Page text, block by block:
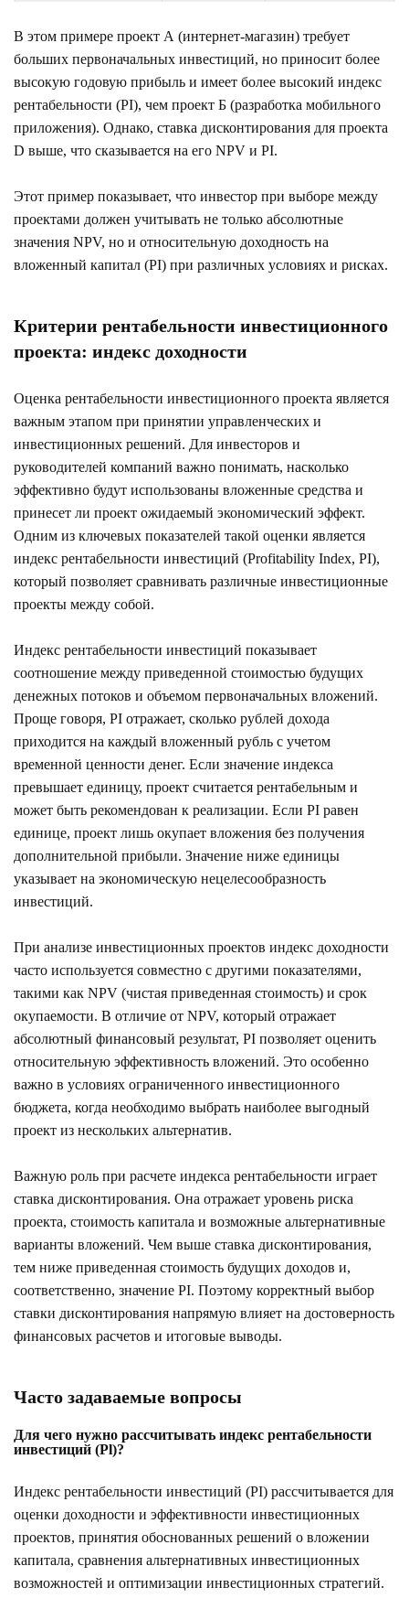
В этом примере проект А (интернет-магазин) требует
больших первоначальных инвестиций, но приносит более
высокую годовую прибыль и имеет более высокий индекс
рентабельности (PI), чем проект Б (разработка мобильного
приложения). Однако, ставка дисконтирования для проекта
D выше, что сказывается на его NPV и PI.
Этот пример показывает, что инвестор при выборе между
проектами должен учитывать не только абсолютные
значения NPV, но и относительную доходность на
вложенный капитал (PI) при различных условиях и рисках.
Критерии рентабельности инвестиционного
проекта: индекс доходности
Оценка рентабельности инвестиционного проекта является
важным этапом при принятии управленческих и
инвестиционных решений. Для инвесторов и
руководителей компаний важно понимать, насколько
эффективно будут использованы вложенные средства и
принесет ли проект ожидаемый экономический эффект.
Одним из ключевых показателей такой оценки является
индекс рентабельности инвестиций (Profitability Index, PI),
который позволяет сравнивать различные инвестиционные
проекты между собой.
Индекс рентабельности инвестиций показывает
соотношение между приведенной стоимостью будущих
денежных потоков и объемом первоначальных вложений.
Проще говоря, PI отражает, сколько рублей дохода
приходится на каждый вложенный рубль с учетом
временной ценности денег. Если значение индекса
превышает единицу, проект считается рентабельным и
может быть рекомендован к реализации. Если PI равен
единице, проект лишь окупает вложения без получения
дополнительной прибыли. Значение ниже единицы
указывает на экономическую нецелесообразность
инвестиций.
При анализе инвестиционных проектов индекс доходности
часто используется совместно с другими показателями,
такими как NPV (чистая приведенная стоимость) и срок
окупаемости. В отличие от NPV, который отражает
абсолютный финансовый результат, PI позволяет оценить
относительную эффективность вложений. Это особенно
важно в условиях ограниченного инвестиционного
бюджета, когда необходимо выбрать наиболее выгодный
проект из нескольких альтернатив.
Важную роль при расчете индекса рентабельности играет
ставка дисконтирования. Она отражает уровень риска
проекта, стоимость капитала и возможные альтернативные
варианты вложений. Чем выше ставка дисконтирования,
тем ниже приведенная стоимость будущих доходов и,
соответственно, значение PI. Поэтому корректный выбор
ставки дисконтирования напрямую влияет на достоверность
финансовых расчетов и итоговые выводы.
Часто задаваемые вопросы
Для чего нужно рассчитывать индекс рентабельности
инвестиций (Pl)?
Индекс рентабельности инвестиций (PI) рассчитывается для
оценки доходности и эффективности инвестиционных
проектов, принятия обоснованных решений о вложении
капитала, сравнения альтернативных инвестиционных
возможностей и оптимизации инвестиционных стратегий.